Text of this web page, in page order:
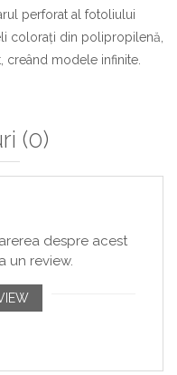
perforat al fotoliului
colorați din polipropilenă,
creând modele infinite.
(0)
despre acest
un review.